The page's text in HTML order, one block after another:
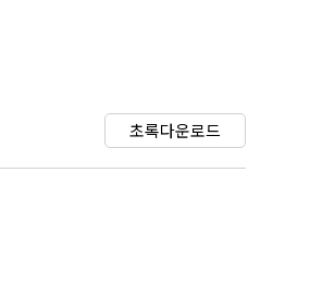
초록다운로드